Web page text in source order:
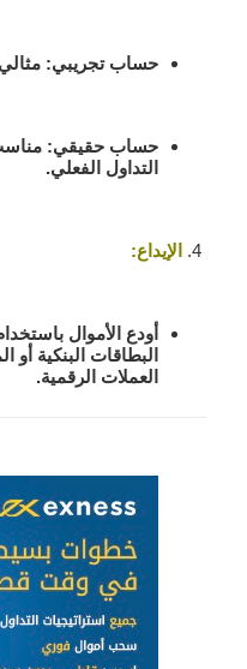
حساب تجريبي:
حساب حقيقي:
التداول الفعلي.
الإيداع:
أودع الأموال
البطاقات البنكية أو
العملات الرقمية.